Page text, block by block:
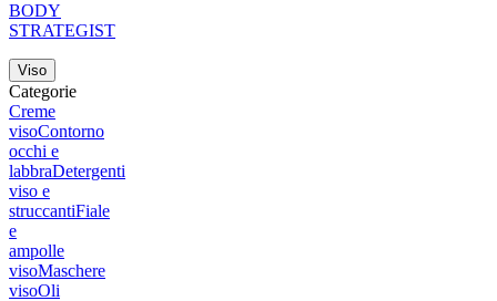
BODY
STRATEGIST
Viso
Categorie
Creme
visoContorno
occhi e
labbraDetergenti
viso e
struccantiFiale
e
ampolle
visoMaschere
visoOli